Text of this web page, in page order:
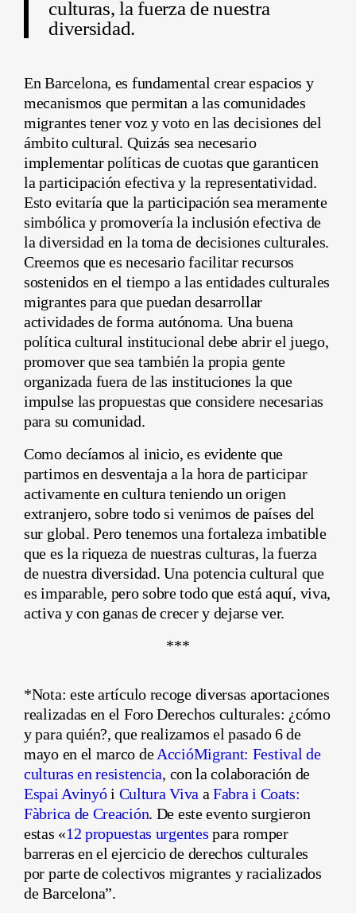
culturas, la fuerza de nuestra
diversidad.
En Barcelona, es fundamental crear espacios y
mecanismos que permitan a las comunidades
migrantes tener voz y voto en las decisiones del
ámbito cultural. Quizás sea necesario
implementar políticas de cuotas que garanticen
la participación efectiva y la representatividad.
Esto evitaría que la participación sea meramente
simbólica y promovería la inclusión efectiva de
la diversidad en la toma de decisiones culturales.
Creemos que es necesario facilitar recursos
sostenidos en el tiempo a las entidades culturales
migrantes para que puedan desarrollar
actividades de forma autónoma. Una buena
política cultural institucional debe abrir el juego,
promover que sea también la propia gente
organizada fuera de las instituciones la que
impulse las propuestas que considere necesarias
para su comunidad.
Como decíamos al inicio, es evidente que
partimos en desventaja a la hora de participar
activamente en cultura teniendo un origen
extranjero, sobre todo si venimos de países del
sur global. Pero tenemos una fortaleza imbatible
que es la riqueza de nuestras culturas, la fuerza
de nuestra diversidad. Una potencia cultural que
es imparable, pero sobre todo que está aquí, viva,
activa y con ganas de crecer y dejarse ver.
***
*Nota: este artículo recoge diversas aportaciones
realizadas en el Foro Derechos culturales: ¿cómo
y para quién?, que realizamos el pasado 6 de
mayo en el marco de AccióMigrant: Festival de
culturas en resistencia, con la colaboración de
Espai Avinyói Cultura Viva aFabra i Coats:
Fàbrica de Creación. De este evento surgieron
estas «12 propuestas urgentes para romper
barreras en el ejercicio de derechos culturales
por parte de colectivos migrantes y racializados
de Barcelona”.